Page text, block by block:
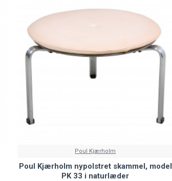
Poul Kjærholm
Poul Kjærholm nypolstret skammel, model
PK 33 i naturlæder